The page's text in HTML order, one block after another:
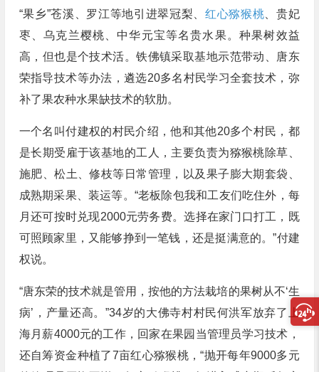
“果乡”苍溪、罗江等地引进翠冠梨、红心猕猴桃 、贵妃
枣、乌克兰樱桃、中华元宝等名贵水果。种果树效益
高，但也是个技术活。铁佛镇采取基地示范带动、唐东
荣指导技术等办法，遴选20多名村民学习全套技术，弥
补了果农种水果缺技术的软肋。
一个名叫付建权的村民介绍，他和其他20多个村民，都
是长期受雇于该基地的工人，主要负责为猕猴桃除草、
施肥、松土、修枝等日常管理，以及果子膨大期套袋、
成熟期采果、装运等。“老板除包我和工友们吃住外，每
月还可按时兑现2000元劳务费。选择在家门口打工，既
可照顾家里，又能够挣到一笔钱，还是挺满意的。”付建
权说。
“唐东荣的技术就是管用，按他的方法栽培的果树从不‘生
病’，产量还高。”34岁的大佛寺村村民何洪军放弃了上
海月薪4000元的工作，回家在果园当管理员学习技术，
还自筹资金种植了7亩红心猕猴桃，“抛开每年9000多元